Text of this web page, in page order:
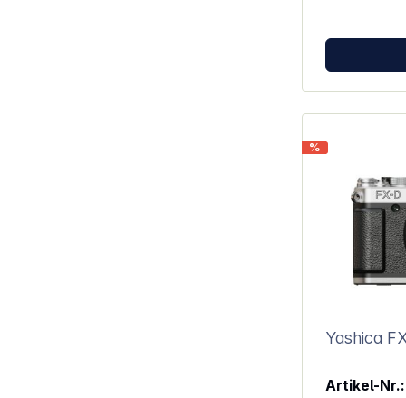
MicroSD-
Level 6) Elektronischer Zoom: 16X
USB-Anschluss:
Gewicht: 113 g Hinweis: USB
%
Yashica
Artikel-Nr.: